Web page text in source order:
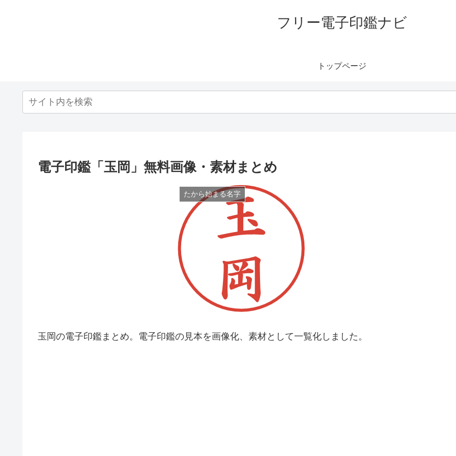
フリー電子印鑑ナビ
トップページ
電子印鑑「玉岡」無料画像・素材まとめ
たから始まる名字
玉岡の電子印鑑まとめ。電子印鑑の見本を画像化、素材として一覧化しました。